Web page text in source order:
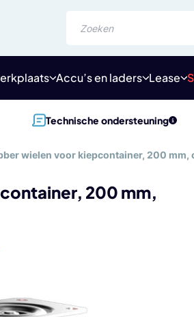
Accu’s en laders Lease
Technische ondersteuning
wielen voor kiepcontainer, 200 mm,
200 mm,